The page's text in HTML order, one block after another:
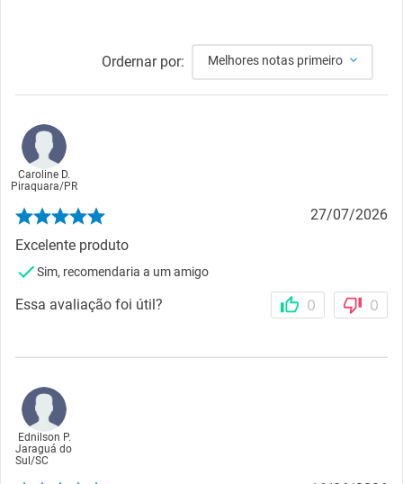
Ordernar por: Melhores notas primeiro
Caroline D.
Piraquara/PR
27/07/2026
Excelente produto
Sim, recomendaria a um amigo
Essa avaliação foi útil? 0 0
Ednilson P.
Jaraguá do
Sul /SC